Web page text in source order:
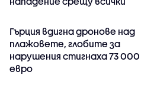
Гърция вдигна дронове над
плажовете, глобите за
нарушения стигнаха 73 000
евро